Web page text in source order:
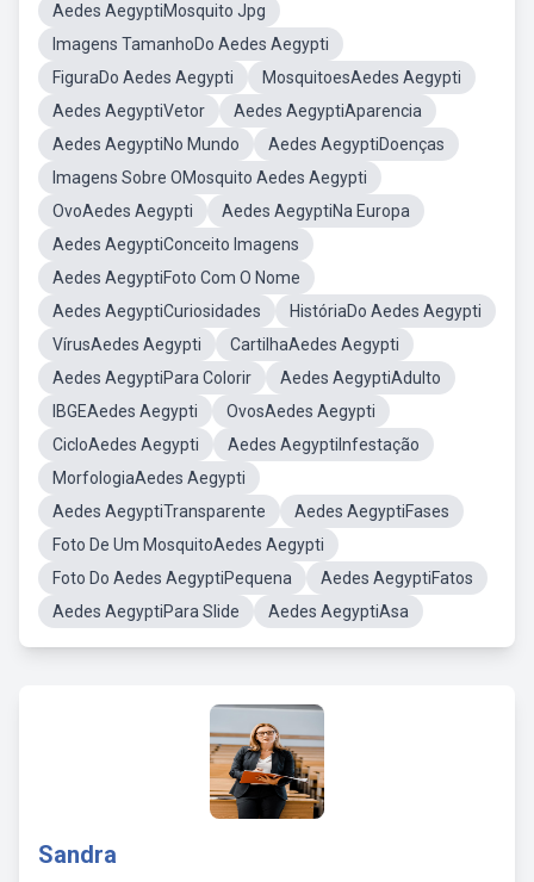
Aedes AegyptiMosquito Jpg
Imagens TamanhoDo Aedes Aegypti
FiguraDo Aedes Aegypti
MosquitoesAedes Aegypti
Aedes AegyptiVetor
Aedes AegyptiAparencia
Aedes AegyptiNo Mundo
Aedes AegyptiDoenças
Imagens Sobre OMosquito Aedes Aegypti
OvoAedes Aegypti
Aedes AegyptiNa Europa
Aedes AegyptiConceito Imagens
Aedes AegyptiFoto Com O Nome
Aedes AegyptiCuriosidades
HistóriaDo Aedes Aegypti
VírusAedes Aegypti
CartilhaAedes Aegypti
Aedes AegyptiPara Colorir
Aedes AegyptiAdulto
IBGEAedes Aegypti
OvosAedes Aegypti
CicloAedes Aegypti
Aedes AegyptiInfestação
MorfologiaAedes Aegypti
Aedes AegyptiTransparente
Aedes AegyptiFases
Foto De Um MosquitoAedes Aegypti
Foto Do Aedes AegyptiPequena
Aedes AegyptiFatos
Aedes AegyptiPara Slide
Aedes AegyptiAsa
Sandra